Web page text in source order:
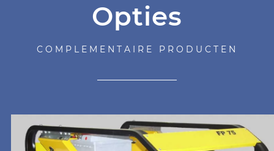
Opties
COMPLEMENTAIRE PRODUCTEN